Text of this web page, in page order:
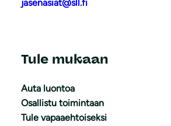
jasenasiat@sll.fi
Tule mukaan
Auta luontoa
Osallistu toimintaan
Tule vapaaehtoiseksi